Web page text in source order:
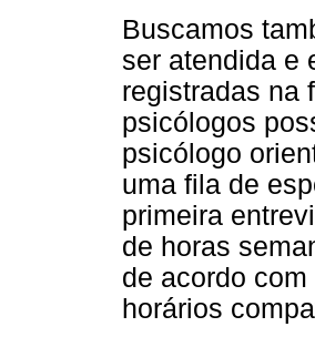
Buscamos
ser atendida e
registradas na
psicólogos
psicólogo
uma fila de
primeira
de horas
de acordo
horários